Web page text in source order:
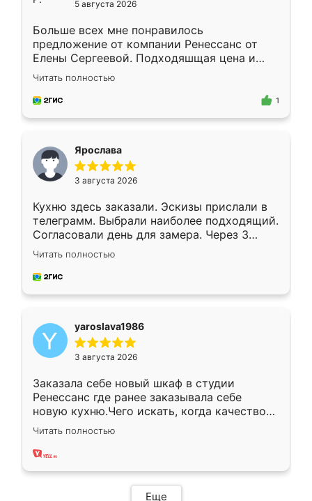
5 августа 2026
Больше всех мне понравилось
предложение от компании Ренессанс от
Елены Сергеевой. Подходяшщая цена и
короткие сроки изготовления. Приехавший
для замера сотрудник Владислав
предложил по моему эскизу самый
Читать полностью
1
Ярослава
3 августа 2026
Кухню здесь заказали. Эскизы прислали в
телеграмм. Выбрали наиболее подходящий.
Согласовали день для замера. Через 3
недели кухня была уже готова. Остались
довольны работой. Спасибо Ренессанс
мебель за качественную работу!
Читать полностью
yaroslava1986
3 августа 2026
Заказала себе новый шкаф в студии
Ренессанс где ранее заказывала себе
новую кухню.Чего искать, когда качеством
вполне довольна. Служит кухня уже почти
два года, нареканий нет.
Читать полностью
Еще